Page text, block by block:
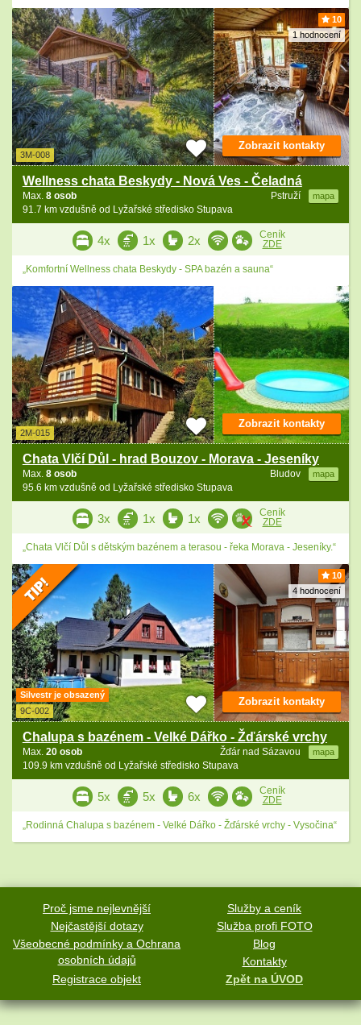
10
1 hodnocení
3M-008
Wellness chata Beskydy - Nová Ves - Čeladná
Pstruží mapa
Max. 8 osob
91.7 km vzdušně od Lyžařské středisko Stupava
Zobrazit kontakty
4x 1x 2x
Ceník
ZDE
„Komfortní Wellness chata Beskydy - SPA bazén a sauna“
2M-015
Chata Vlčí Důl - hrad Bouzov - Morava - Jeseníky
Bludov mapa
Max. 8 osob
95.6 km vzdušně od Lyžařské středisko Stupava
Zobrazit kontakty
3x 1x 1x
Ceník
ZDE
„Chata Vlčí Důl s dětským bazénem a terasou - řeka Morava - Jeseníky.“
10
4 hodnocení
Silvestr je obsazený
9C-002
Chalupa s bazénem - Velké Dářko - Žďárské vrchy
Žďár nad Sázavou mapa
Max. 20 osob
109.9 km vzdušně od Lyžařské středisko Stupava
Zobrazit kontakty
5x 5x 6x
Ceník
ZDE
„Rodinná Chalupa s bazénem - Velké Dářko - Žďárské vrchy - Vysočina“
Proč jsme nejlevnější
Služby a ceník
Nejčastější dotazy
Služba profi FOTO
Všeobecné podmínky a Ochrana
osobních údajů
Blog
Kontakty
Registrace objekt
Zpět na ÚVOD